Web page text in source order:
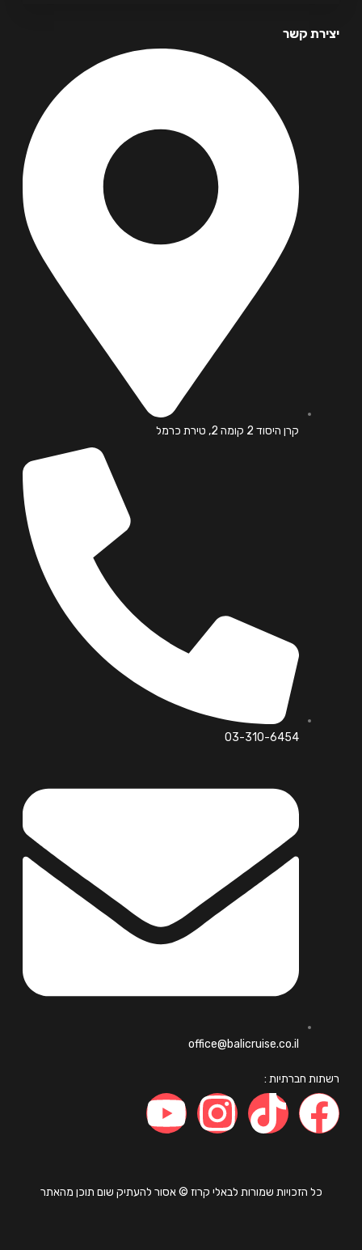
קשר
קרן היסוד 2 קומה 2, טירת כרמל
03-310-6454
office@balicruise.co.il
חברתיות :
כל הזכויות שמורות לבאלי קרוז © אסור להעתיק שום תוכן מהאתר